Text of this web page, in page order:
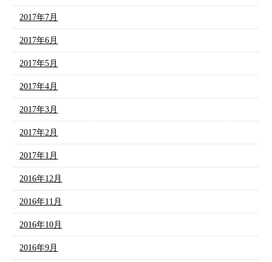
2017年7月
2017年6月
2017年5月
2017年4月
2017年3月
2017年2月
2017年1月
2016年12月
2016年11月
2016年10月
2016年9月